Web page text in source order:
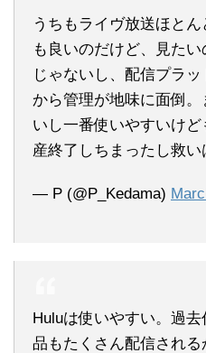
うちもライヴ放送ほと
も良いのだけど、見た
じゃないし、配信プラ
から管理が地味に面倒
いし一番使いやすいけ
産終了しちまったし救
— P (@P_Kedama)
Huluは使いやすい。過
品もたくさん配信され